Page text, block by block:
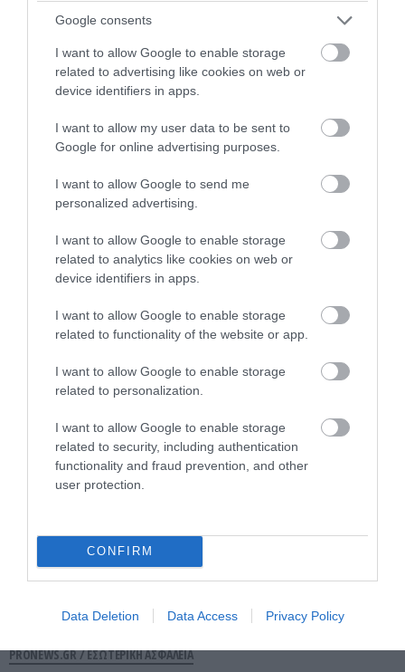
Google consents
I want to allow Google to enable storage
related to advertising like cookies on web or
device identifiers in apps.
I want to allow my user data to be sent to
Google for online advertising purposes.
I want to allow Google to send me
personalized advertising.
I want to allow Google to enable storage
related to analytics like cookies on web or
device identifiers in apps.
I want to allow Google to enable storage
related to functionality of the website or app.
I want to allow Google to enable storage
related to personalization.
I want to allow Google to enable storage
related to security, including authentication
functionality and fraud prevention, and other
user protection.
CONFIRM
Data Deletion Data Access Privacy Policy
PRONEWS.GR /ΕΣΩΤΕΡΙΚΗ ΑΣΦΑΛΕΙΑ
Το ρεπορτάζ της Daily Mail για τον
Αφγανό που σκότωσε την Βρετανίδα:
«Είχε απομακρυνθεί από τον
08.08.2026 | 11:12
PRONEWS.GR /ΕΣΩΤΕΡΙΚΗ ΑΣΦΑΛΕΙΑ